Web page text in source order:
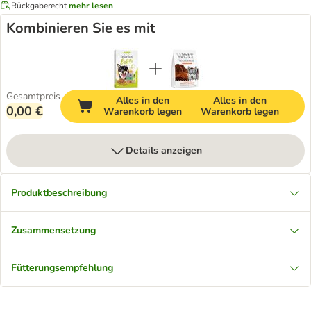
Rückgaberechtmehr lesen
Kombinieren Sie es mit
Gesamtpreis
0,00 €
Alles in den
Warenkorb legen
Alles in den
Warenkorb legen
Details anzeigen
Produktbeschreibung
Zusammensetzung
Fütterungsempfehlung